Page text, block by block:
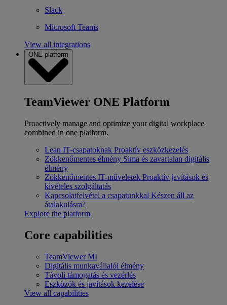
Slack
Microsoft Teams
View all integrations
ONE platform
TeamViewer ONE Platform
Proactively manage and optimize your digital workplace
combined in one platform.
Lean IT-csapatoknak Proaktív eszközkezelés
Zökkenőmentes élmény Sima és zavartalan digitális
élmény
Zökkenőmentes IT-műveletek Proaktív javítások és
kivételes szolgáltatás
Kapcsolatfelvétel a csapatunkkal Készen áll az
átalakulásra?
Explore the platform
Core capabilities
TeamViewer MI
Digitális munkavállalói élmény
Távoli támogatás és vezérlés
Eszközök és javítások kezelése
View all capabilities